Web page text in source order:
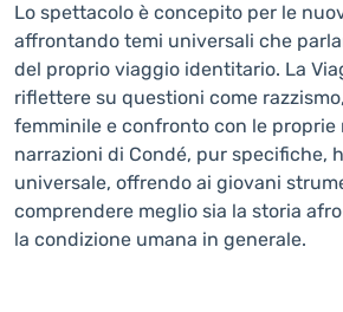
Lo spettacolo è concepito per le
affrontando temi universali che
del proprio viaggio identitario. La
riflettere su questioni come
femminile e confronto con le
narrazioni di Condé, pur specifiche,
universale, offrendo ai giovani
comprendere meglio sia la storia
la condizione umana in generale.